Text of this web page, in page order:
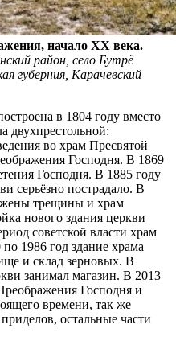
начало XX века.
район, село Бутрё
губерния, Карачевский
в 1804 году вместо
двухпрестольной:
во храм Пресвятой
Господня. В 1869
Господня. В 1885 году
серьёзно пострадало. В
трещины и храм
нового здания церкви
советской власти храм
1986 год здание храма
и склад зерновых. В
занимал магазин. В 2013
Господня и
времени, так же
остальные части